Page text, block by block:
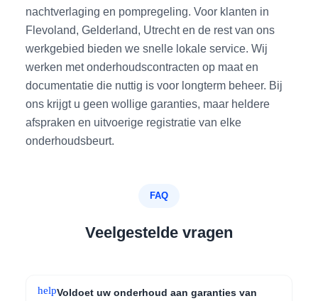
nachtverlaging en pompregeling. Voor klanten in
Flevoland, Gelderland, Utrecht en de rest van ons
werkgebied bieden we snelle lokale service. Wij
werken met onderhoudscontracten op maat en
documentatie die nuttig is voor longterm beheer. Bij
ons krijgt u geen wollige garanties, maar heldere
afspraken en uitvoerige registratie van elke
onderhoudsbeurt.
FAQ
Veelgestelde vragen
helpVoldoet uw onderhoud aan garanties van